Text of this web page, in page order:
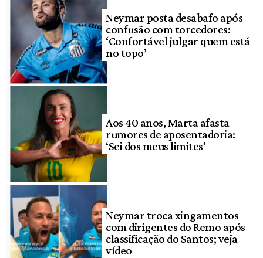
Neymar posta desabafo após
confusão com torcedores:
‘Confortável julgar quem está
no topo’
Aos 40 anos, Marta afasta
rumores de aposentadoria:
‘Sei dos meus limites’
Neymar troca xingamentos
com dirigentes do Remo após
classificação do Santos; veja
vídeo